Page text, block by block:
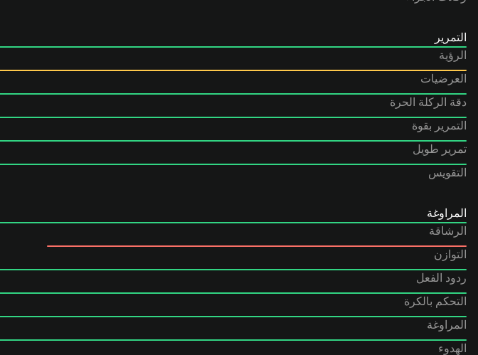
التمرير
الرؤية
العرضيات
دقة الركلة الحرة
التمرير بقوة
تمرير طويل
التقويس
المراوغة
الرشاقة
التوازن
ردود الفعل
التحكم بالكرة
المراوغة
الهدوء